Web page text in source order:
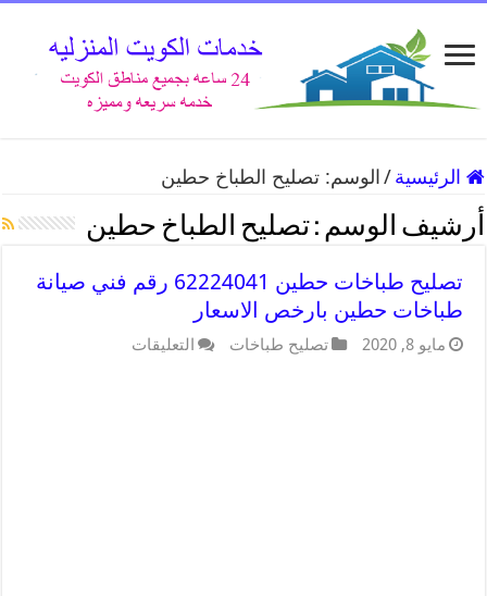
الرئيسية / الوسم:تصليح الطباخ حطين
أرشيف الوسم :تصليح الطباخ حطين
تصليح طباخات حطين 62224041 رقم فني صيانة
طباخات حطين بارخص الاسعار
مايو 8, 2020 تصليح طباخات التعليقات